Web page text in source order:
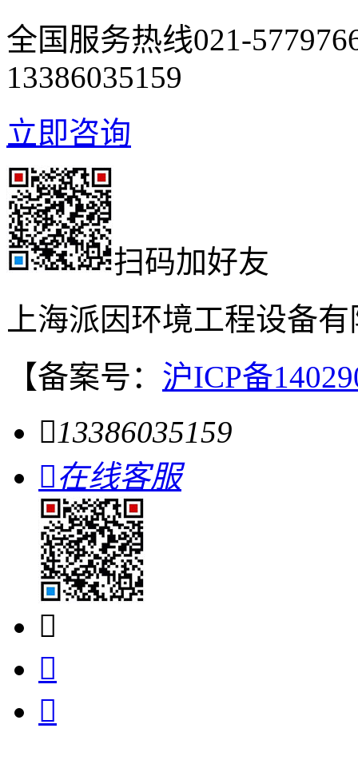
全国服务热线021-
13386035159
立即咨询
扫码加好友
上海派因环境工程设备
【备案号： 沪ICP备
13386035159
在线客服


